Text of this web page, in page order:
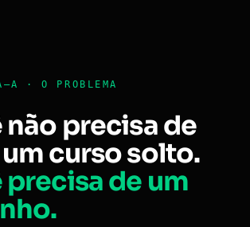
· O PROBLEMA
não precisa de
curso solto.
precisa de um